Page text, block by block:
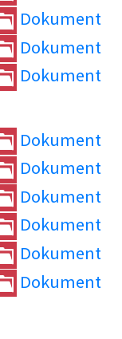
Dokument
Dokument
Dokument
Dokument
Dokument
Dokument
Dokument
Dokument
Dokument